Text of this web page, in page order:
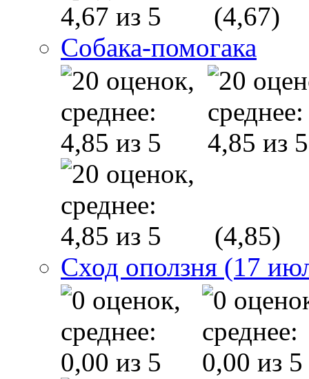
(4,67)
Собака-помогака
(4,85)
Сход оползня (17